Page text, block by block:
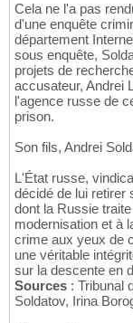
Cela ne l'a pas
d'une enquête
département
sous enquête,
projets de
accusateur, Andrei
l'agence russe de
prison.
Son fils, Andrei
L'État russe,
décidé de lui retirer
dont la Russie
modernisation et à
crime aux yeux de
une véritable
sur la descente en
Sources : Tribunal
Soldatov, Irina